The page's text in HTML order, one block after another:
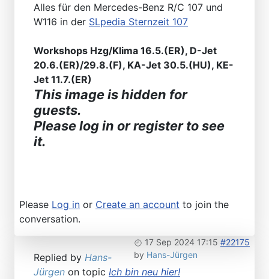
Alles für den Mercedes-Benz R/C 107 und
W116 in der SLpedia Sternzeit 107
Workshops Hzg/Klima 16.5.(ER), D-Jet
20.6.(ER)/29.8.(F), KA-Jet 30.5.(HU), KE-
Jet 11.7.(ER)
This image is hidden for
guests.
Please log in or register to see
it.
Please Log in or Create an account to join the
conversation.
17 Sep 2024 17:15 #22175
by Hans-Jürgen
Replied by Hans-
Jürgen on topic Ich bin neu hier!